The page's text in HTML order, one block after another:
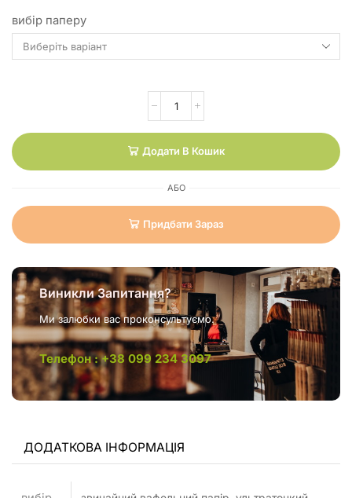
вибір паперу
Додати В Кошик
АБО
Придбати Зараз
Виникли Запитання?
Ми залюбки вас проконсультуємо.
Телефон : +38 099 234 3097
ДОДАТКОВА ІНФОРМАЦІЯ